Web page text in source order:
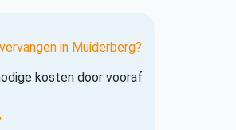
in Muiderberg?
kosten door vooraf